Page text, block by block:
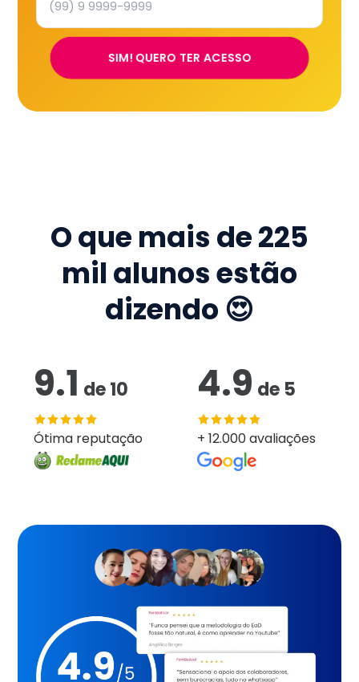
SIM! QUERO TER ACESSO
O que mais de225
mil alunos estão
dizendo 😍
9.1 de10
Ótima reputação
4.9 de 5
+ 12.000 avaliações